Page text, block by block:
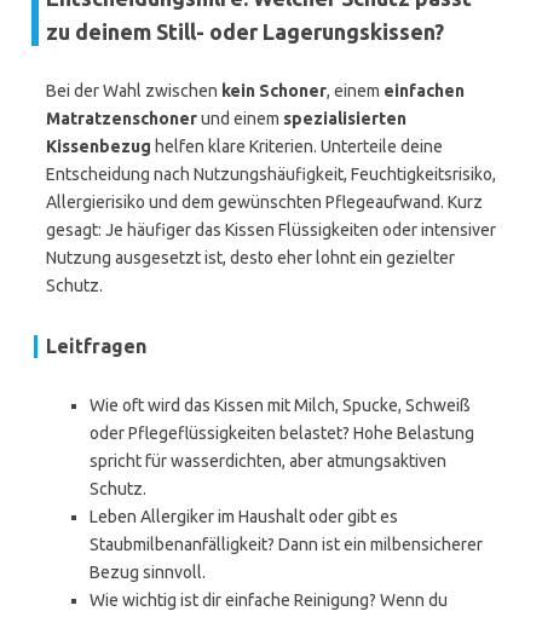
zu deinem Still- oder Lagerungskissen?
Bei der Wahl zwischen kein Schoner, einem einfachen
Matratzenschonerund einem spezialisierten
Kissenbezug helfen klare Kriterien. Unterteile deine
Entscheidung nach Nutzungshäufigkeit, Feuchtigkeitsrisiko,
Allergierisiko und dem gewünschten Pflegeaufwand. Kurz
gesagt: Je häufiger das Kissen Flüssigkeiten oder intensiver
Nutzung ausgesetzt ist, desto eher lohnt ein gezielter
Schutz.
Leitfragen
Wie oft wird das Kissen mit Milch, Spucke, Schweiß
oder Pflegeflüssigkeiten belastet? Hohe Belastung
spricht für wasserdichten, aber atmungsaktiven
Schutz.
Leben Allergiker im Haushalt oder gibt es
Staubmilbenanfälligkeit? Dann ist ein milbensicherer
Bezug sinnvoll.
Wie wichtig ist dir einfache Reinigung? Wenn du